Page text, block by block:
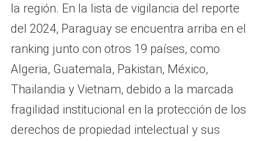
la región. En la lista de vigilancia del reporte
del 2024, Paraguay se encuentra arriba en el
ranking junto con otros 19 países, como
Algeria, Guatemala, Pakistan, México,
Thailandia y Vietnam, debido a la marcada
fragilidad institucional en la protección de los
derechos de propiedad intelectual y sus